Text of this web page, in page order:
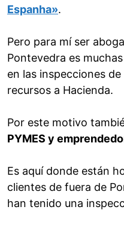
Espanha».
Pero para mí ser
Pontevedra es
en las inspecciones
recursos a Hacienda.
Por este motivo
PYMES y
Es aquí donde están
clientes de fuera de
han tenido una